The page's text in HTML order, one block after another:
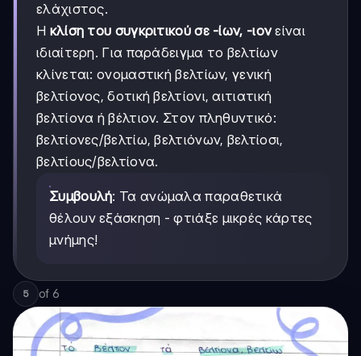
ελάχιστος.
Η κλίση του συγκριτικού σε -ίων, -ιονείναι
ιδιαίτερη. Για παράδειγμα το βελτίων
κλίνεται: ονομαστική βελτίων, γενική
βελτίονος, δοτική βελτίονι, αιτιατική
βελτίονα ή βέλτιον. Στον πληθυντικό:
βελτίονες/βελτίω, βελτιόνων, βελτίοσι,
βελτίους/βελτίονα.
Συμβουλή: Τα ανώμαλα παραθετικά
θέλουν εξάσκηση - φτιάξε μικρές κάρτες
μνήμης!
5 of 6